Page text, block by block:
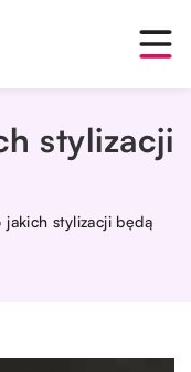
stylizacji
stylizacji będą